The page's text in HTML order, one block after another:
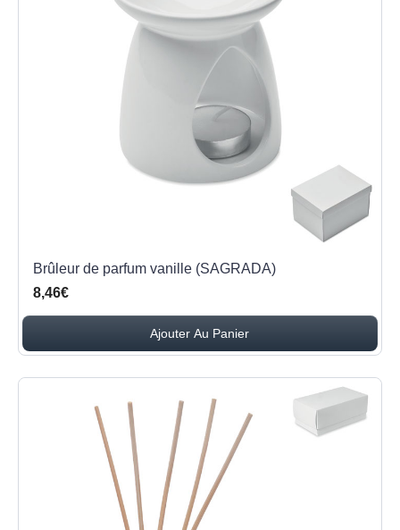
Brûleur de parfum vanille (SAGRADA)
8,46€
Ajouter Au Panier